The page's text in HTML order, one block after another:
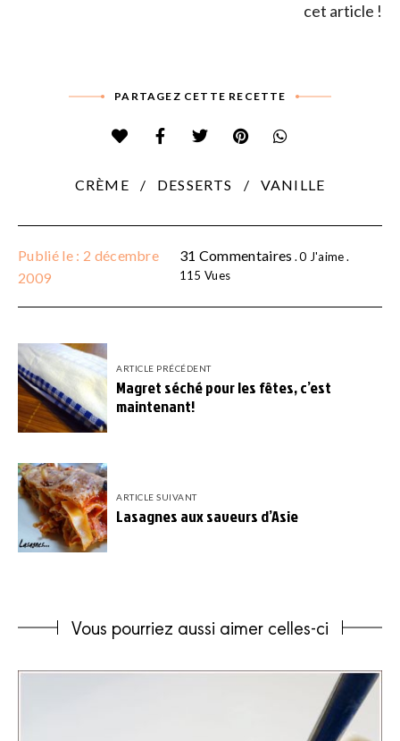
cet article !
PARTAGEZ CETTE RECETTE
CRÈME DESSERTS VANILLE
Publié le : 2 décembre
2009
31 Commentaires 0 J'aime
115 Vues
ARTICLE PRÉCÉDENT
Magret séché pour les fêtes, c’est
maintenant!
ARTICLE SUIVANT
Lasagnes aux saveurs d’Asie
Vous pourriez aussi aimer celles-ci